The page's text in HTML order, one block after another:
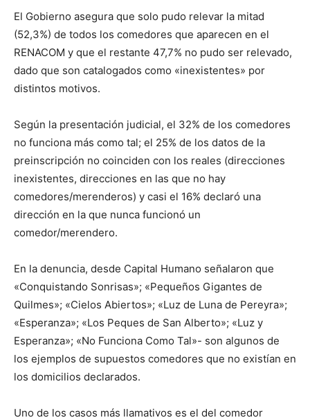
El Gobierno asegura que solo pudo relevar la mitad
(52,3%) de todos los comedores que aparecen en el
RENACOM y que el restante 47,7% no pudo ser relevado,
dado que son catalogados como «inexistentes» por
distintos motivos.
Según la presentación judicial, el 32% de los comedores
no funciona más como tal; el 25% de los datos de la
preinscripción no coinciden con los reales (direcciones
inexistentes, direcciones en las que no hay
comedores/merenderos) y casi el 16% declaró una
dirección en la que nunca funcionó un
comedor/merendero.
En la denuncia, desde Capital Humano señalaron que
«Conquistando Sonrisas»; «Pequeños Gigantes de
Quilmes»; «Cielos Abiertos»; «Luz de Luna de Pereyra»;
«Esperanza»; «Los Peques de San Alberto»; «Luz y
Esperanza»; «No Funciona Como Tal»- son algunos de
los ejemplos de supuestos comedores que no existían en
los domicilios declarados.
Uno de los casos más llamativos es el del comedor